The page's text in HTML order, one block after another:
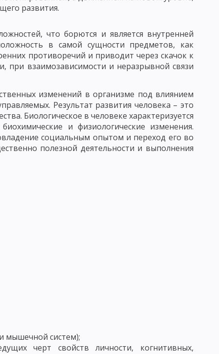
ЦЕЛИ ИССЛЕДОВАНИЯ В ПЕДАГОГИКЕ
ГИПОТЕЗ В ПЕДАГОГИКЕ
ИССЛЕДОВАНИЯ И ИХ ПРЕДВАРИТЕЛЬНЫЙ ОТБОР
ОПРОСА
ХАРАКТЕРИСТИКА
МЫШЛЕНИЯ
развития.
что борются и является внутренней
в самой сущности предметов, как
противоречий и приводит через скачок к
при взаимозависимости и неразрывной связи
изменений в организме под влиянием
Результат развития человека – это
Биологическое в человеке характеризуется
и физиологические изменения.
социальным опытом и переход его во
полезной деятельности и выполнения
мышечной систем);
черт свойств личности, когнитивных,